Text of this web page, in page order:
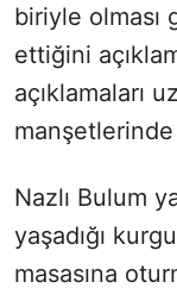
biriyle olması
ettiğini
açıklamaları
manşetlerinde
Nazlı Bulum
yaşadığı
masasına